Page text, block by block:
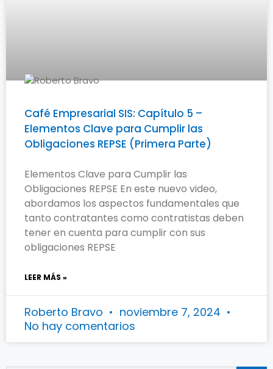
Café Empresarial SIS: Capítulo 5 –
Elementos Clave para Cumplir las
Obligaciones REPSE (Primera Parte)
Elementos Clave para Cumplir las
Obligaciones REPSE En este nuevo video,
abordamos los aspectos fundamentales que
tanto contratantes como contratistas deben
tener en cuenta para cumplir con sus
obligaciones REPSE
LEER MÁS »
Roberto Bravo
noviembre 7, 2024
No hay comentarios